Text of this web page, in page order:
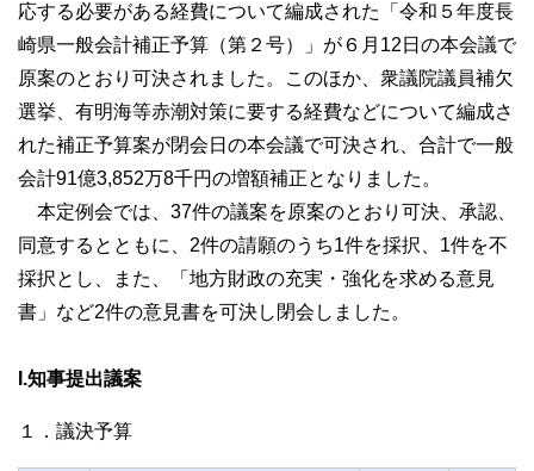
委員会の概要
県議会のうつりかわり
県議会の取組
議員研修会
閉（休）会中の活動
長崎県立大学との連携事業
主権者教育
応する必要がある経費について編成された「令和５年度長
崎県一般会計補正予算（第２号）」が６月12日の本会議で
原案のとおり可決されました。このほか、衆議院議員補欠
選挙、有明海等赤潮対策に要する経費などについて編成さ
れた補正予算案が閉会日の本会議で可決され、合計で一般
会計91億3,852万8千円の増額補正となりました。
本定例会では、37件の議案を原案のとおり可決、承認、
同意するとともに、2件の請願のうち1件を採択、1件を不
採択とし、また、「地方財政の充実・強化を求める意見
書」など2件の意見書を可決し閉会しました。
I.知事提出議案
１．議決予算